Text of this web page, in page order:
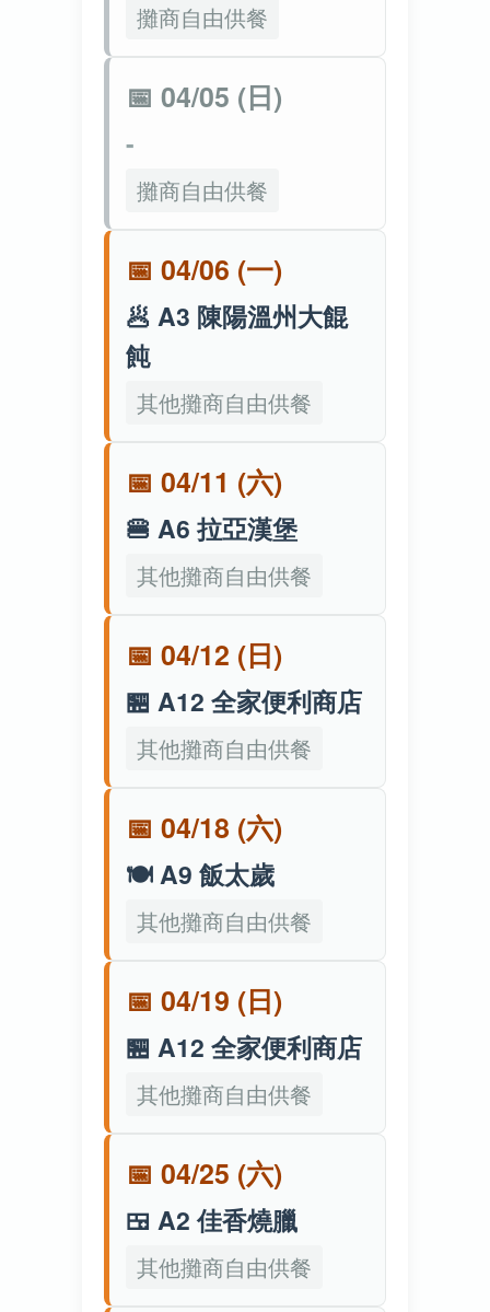
攤商自由供餐
📅 04/05 (日)
-
攤商自由供餐
📅 04/06 (一)
🥟 A3 陳陽溫州大餛
飩
其他攤商自由供餐
📅 04/11 (六)
🍔 A6 拉亞漢堡
其他攤商自由供餐
📅 04/12 (日)
🏪 A12 全家便利商店
其他攤商自由供餐
📅 04/18 (六)
🍽️ A9 飯太歲
其他攤商自由供餐
📅 04/19 (日)
🏪 A12 全家便利商店
其他攤商自由供餐
📅 04/25 (六)
🍱 A2 佳香燒臘
其他攤商自由供餐